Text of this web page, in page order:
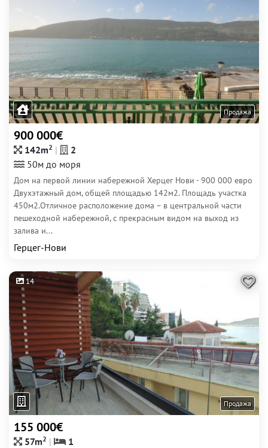
Продажа
900 000€
142m2
2
50м до моря
Дом на первой линии набережной Херцег Нови - 900 000 евро
Двухэтажный дом, общей площадью 142м2. Площадь участка
450м2.Отличное расположение дома – в центральной части
пешеходной набережной, с прекрасным видом на выход из
залива и...
Герцег-Нови
14
Продажа
155 000€
57m2 1